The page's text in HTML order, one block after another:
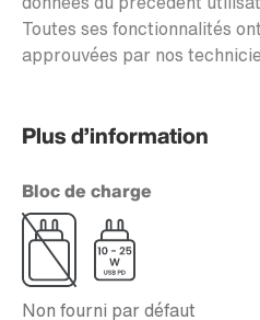
Toutes ses fonctionnalités
approuvées par nos
Plus d’information
Bloc de charge
Non fourni par défaut